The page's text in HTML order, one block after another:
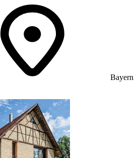
Bayern